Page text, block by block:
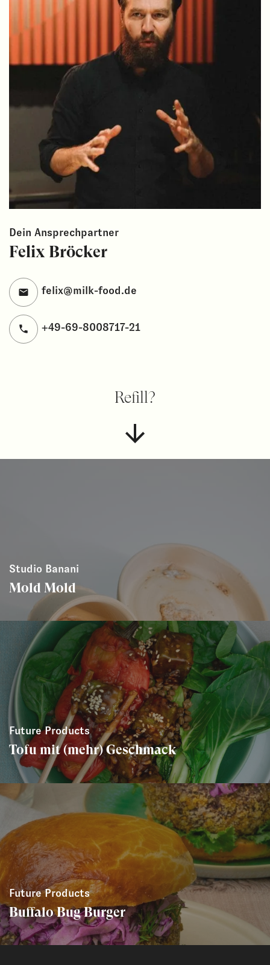
Dein Ansprechpartner
Felix Bröcker
felix@milk-food.de
+49-69-8008717-21
Refill?
Studio Banani
Mold Mold
Future Products
Tofu mit (mehr) Geschmack
Future Products
Buffalo Bug Burger